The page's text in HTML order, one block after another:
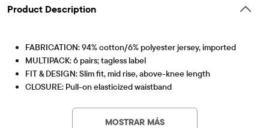
Product Description
FABRICATION: 94% cotton/6% polyester jersey, imported
MULTIPACK: 6 pairs; tagless label
FIT & DESIGN: Slim fit, mid rise, above-knee length
CLOSURE: Pull-on elasticized waistband
OEKO-TEXÂ® Certification Number: 17.HET.25077
This product was independently tested for harmful
substances according to the strict global criteria of
MOSTRAR MÁS